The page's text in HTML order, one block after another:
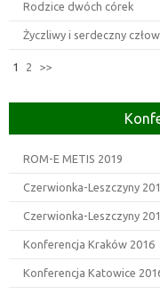
Rodzice dwóch córek
Życzliwy i serdeczny
1 2 >>
ROM-E METIS 2019
Czerwionka-Leszczyny
Czerwionka-Leszczyny
Konferencja Kraków 2016
Konferencja Katowice